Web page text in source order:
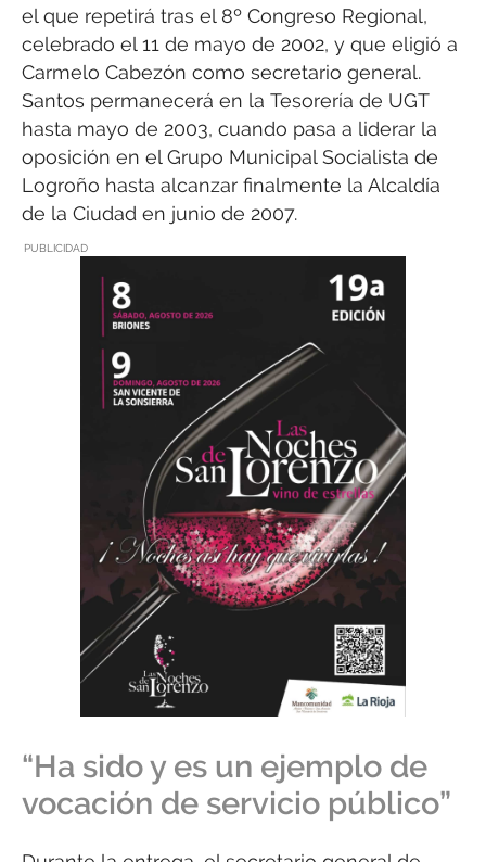
el que repetirá tras el 8º Congreso Regional,
celebrado el 11 de mayo de 2002, y que eligió a
Carmelo Cabezón como secretario general.
Santos permanecerá en la Tesorería de UGT
hasta mayo de 2003, cuando pasa a liderar la
oposición en el Grupo Municipal Socialista de
Logroño hasta alcanzar finalmente la Alcaldía
de la Ciudad en junio de 2007.
PUBLICIDAD
“Ha sido y es un ejemplo de
vocación de servicio público”